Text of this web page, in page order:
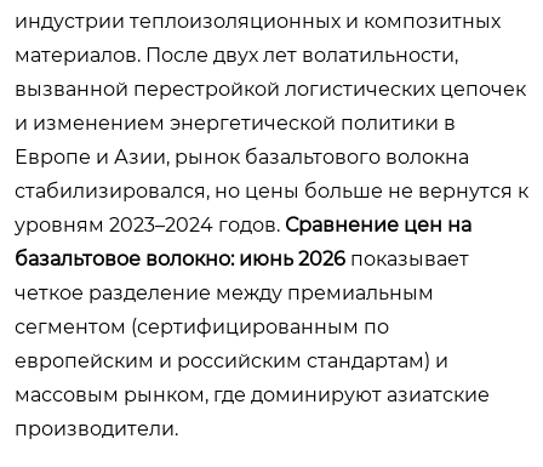
индустрии теплоизоляционных и композитных
материалов. После двух лет волатильности,
вызванной перестройкой логистических цепочек
и изменением энергетической политики в
Европе и Азии, рынок базальтового волокна
стабилизировался, но цены больше не вернутся к
уровням 2023–2024 годов. Сравнение цен на
базальтовое волокно: июнь 2026 показывает
четкое разделение между премиальным
сегментом (сертифицированным по
европейским и российским стандартам) и
массовым рынком, где доминируют азиатские
производители.